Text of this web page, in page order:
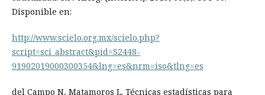
Disponible en:
http://www.scielo.org.mx/scielo.php?
script=sci_abstract&pid=S2448-
91902019000300354&lng=es&nrm=iso&tlng=es
del Campo N, Matamoros L. Técnicas estadísticas para